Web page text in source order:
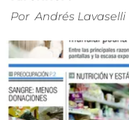
Por Andrés Lavaselli